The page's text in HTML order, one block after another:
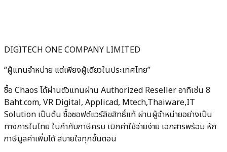
DIGITECH ONE COMPANY LIMITED
“ผู้แทนจำหน่าย แต่เพียงผู้เดียวในประเทศไทย”
ซื้อ Chaos ได้ผ่านตัวแทนผ่าน Authorized Reseller อาทิเช่น 8
Baht.com, VR Digital, Applicad, Mtech,Thaiware,IT
Solution เป็นต้น ซื้อซอฟต์แวร์ลิขสิทธิ์แท้ ผ่านผู้จำหน่ายอย่างเป็น
ทางการในไทย ใบกำกับภาษีครบ เบิกค่าใช้จ่ายง่าย เอกสารพร้อม หัก
ภาษีมูลค่าเพิ่มได้ สบายใจทุกขั้นตอน